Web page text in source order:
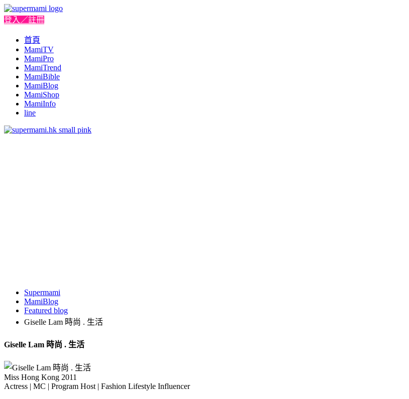
登入／註冊
首頁
MamiTV
MamiPro
MamiTrend
MamiBible
MamiBlog
MamiShop
MamiInfo
line
Supermami
MamiBlog
Featured blog
Giselle Lam 時尚 . 生活
Giselle Lam 時尚 . 生活
Miss Hong Kong 2011
Actress | MC | Program Host | Fashion Lifestyle Influencer